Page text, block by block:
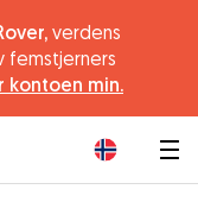
verdens
femstjerners
kontoen min.